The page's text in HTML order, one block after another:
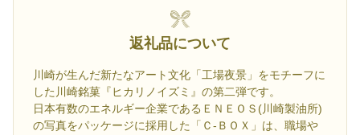
返礼品について
川崎が生んだ新たなアート文化「工場夜景」をモチーフに
した川崎銘菓『ヒカリノイズミ』の第二弾です。
日本有数のエネルギー企業であるＥＮＥＯＳ(川崎製油所)
の写真をパッケージに採用した「Ｃ-ＢＯＸ」は、職場や